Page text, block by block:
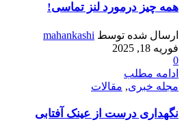
همه چیز درمورد لنز تماسی!
ارسال شده توسط mahankashi
فوریه 18, 2025
0
ادامه مطلب
مجله خبری, مقالات
نگهداری درست از عینک آفتابی